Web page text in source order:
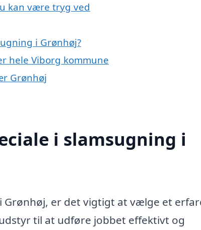
kan være tryg ved
i Grønhøj?
hele Viborg kommune
Grønhøj
i slamsugning i
er det vigtigt at vælge et
til at udføre jobbet effektivt og